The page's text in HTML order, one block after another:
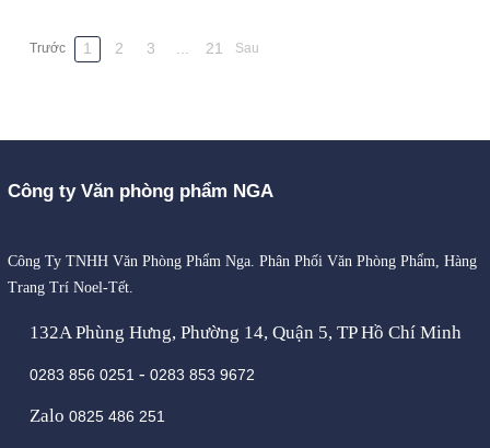
Trước 1 2 3 21 Sau
Công ty Văn phòng phẩm NGA
Công Ty TNHH Văn Phòng Phẩm Nga. Phân Phối Văn Phòng Phẩm, Hàng
Trang Trí Noel-Tết.
132A Phùng Hưng, Phường 14, Quận 5, TP Hồ Chí Minh
0283 856 0251 - 0283 853 9672
Zalo 0825 486 251